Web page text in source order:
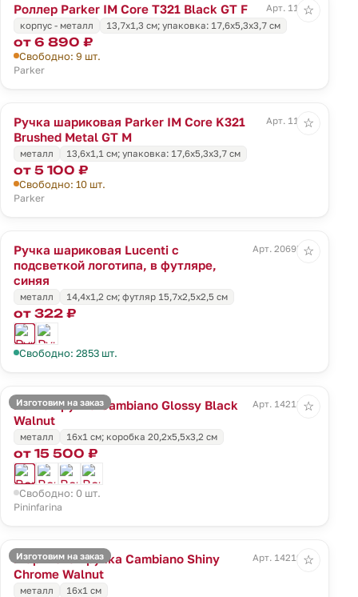
Роллер Parker IM Core T321 Black GT F
Арт. 11929
корпус - металл
13,7x1,3 см; упаковка: 17,6x5,3x3,7 см
от 6 890 ₽
Свободно: 9 шт.
Parker
☆
Ручка шариковая Parker IM Core K321
Brushed Metal GT M
Арт. 11930
металл 13,6x1,1 см; упаковка: 17,6x5,3x3,7 см
от 5 100 ₽
Свободно: 10 шт.
Parker
☆
Ручка шариковая Lucenti с
подсветкой логотипа, в футляре,
синяя
Арт. 20695.40
металл 14,4х1,2 см; футляр 15,7х2,5х2,5 см
от 322 ₽
Свободно: 2853 шт.
☆
Изготовим на заказ
Вечная ручка Cambiano Glossy Black
Walnut
Арт. 14218.35
металл 16x1 cм; коробка 20,2х5,5х3,2 см
от 15 500 ₽
Свободно: 0 шт.
Pininfarina
☆
Изготовим на заказ
Шариковая ручка Cambiano Shiny
Chrome Walnut
Арт. 14219.10
металл 16x1 cм
☆